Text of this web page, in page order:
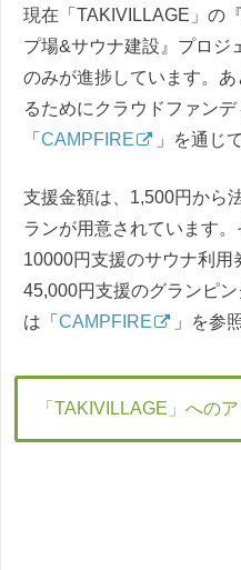
現在「TAKIVILLAGE」の
プ場&サウナ建設』プロジ
のみが進捗しています。
るためにクラウドファンデ
「 CAMPFIRE 」を通じ
支援金額は、1,500円から
ランが用意されています。
10000円支援のサウナ利
45,000円支援のグランピ
は「 CAMPFIRE 」を参
「TAKIVILLAGE」への